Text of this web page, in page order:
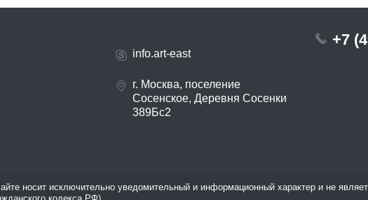
info.art-east
г. Москва, поселение
Сосенское, Деревня Сосенки
389Бс2
+7
носит исключительно уведомительный и информационный характер и не